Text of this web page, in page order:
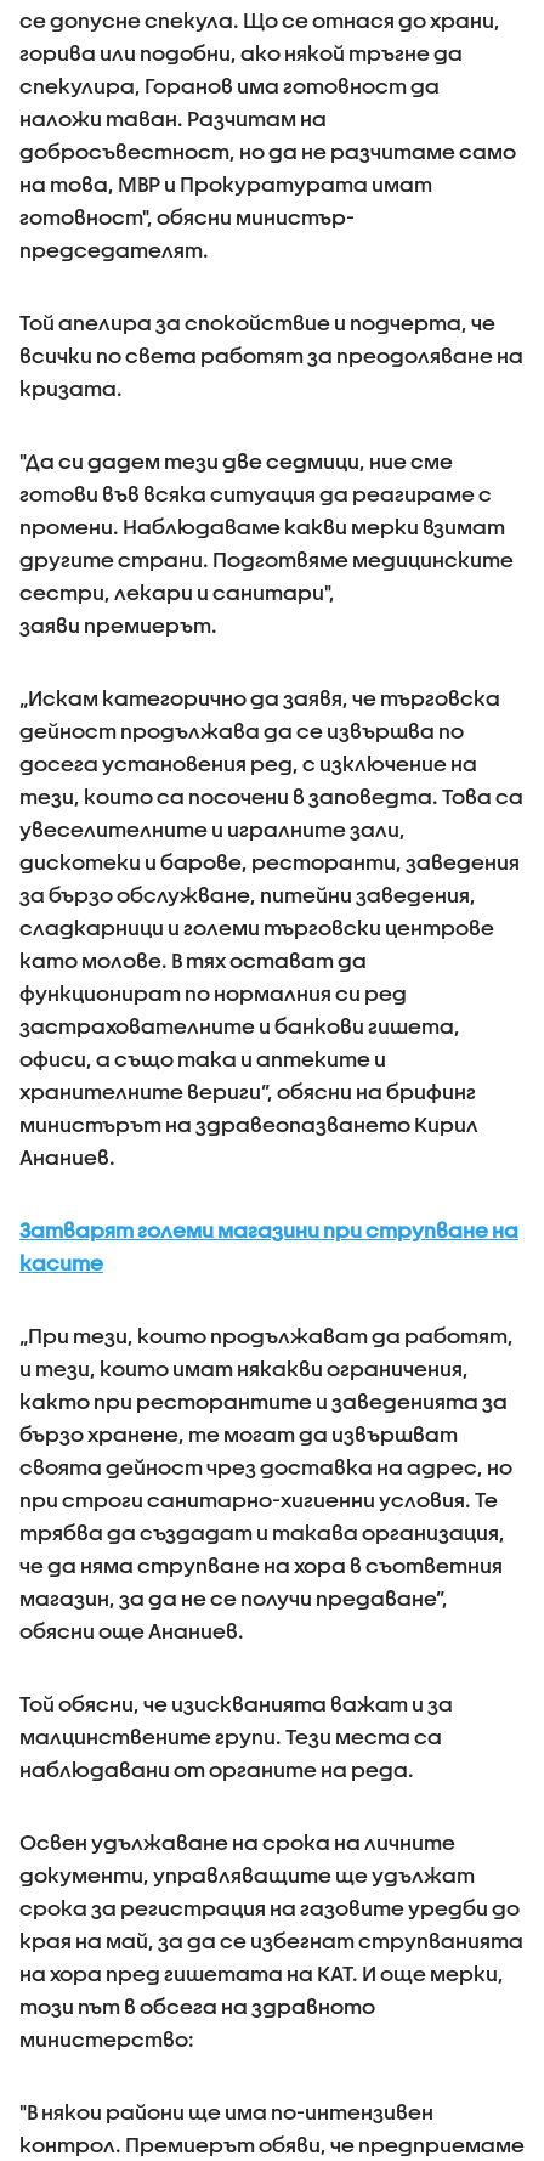
се допусне спекула. Що се отнася до храни,
горива или подобни, ако някой тръгне да
спекулира, Горанов има готовност да
наложи таван. Разчитам на
добросъвестност, но да не разчитаме само
на това, МВР и Прокуратурата имат
готовност", обясни министър-
председателят.
Той апелира за спокойствие и подчерта, че
всички по света работят за преодоляване на
кризата.
"Да си дадем тези две седмици, ние сме
готови във всяка ситуация да реагираме с
промени. Наблюдаваме какви мерки взимат
другите страни. Подготвяме медицинските
сестри, лекари и санитари",
заяви премиерът.
„Искам категорично да заявя, че търговска
дейност продължава да се извършва по
досега установения ред, с изключение на
тези, които са посочени в заповедта. Това са
увеселителните и игралните зали,
дискотеки и барове, ресторанти, заведения
за бързо обслужване, питейни заведения,
сладкарници и големи търговски центрове
като молове. В тях остават да
функционират по нормалния си ред
застрахователните и банкови гишета,
офиси, а също така и аптеките и
хранителните вериги”, обясни на брифинг
министърът на здравеопазването Кирил
Ананиев.
Затварят големи магазини при струпване на
касите
„При тези, които продължават да работят,
и тези, които имат някакви ограничения,
както при ресторантите и заведенията за
бързо хранене, те могат да извършват
своята дейност чрез доставка на адрес, но
при строги санитарно-хигиенни условия. Те
трябва да създадат и такава организация,
че да няма струпване на хора в съответния
магазин, за да не се получи предаване”,
обясни още Ананиев.
Той обясни, че изискванията важат и за
малцинствените групи. Тези места са
наблюдавани от органите на реда.
Освен удължаване на срока на личните
документи, управляващите ще удължат
срока за регистрация на газовите уредби до
края на май, за да се избегнат струпванията
на хора пред гишетата на КАТ. И още мерки,
този път в обсега на здравното
министерство:
"В някои райони ще има по-интензивен
контрол. Премиерът обяви, че предприемаме